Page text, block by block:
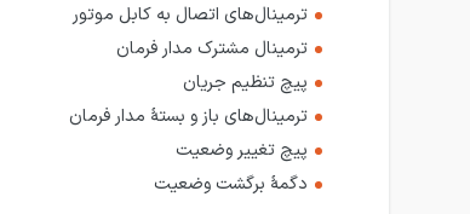
ترمینال‌های اتصال به کابل موتور
ترمینال مشترک مدار فرمان
پیچ تنظیم جریان
ترمینال‌های باز و بستهٔ مدار فرمان
پیچ تغییر وضعیت
دگمهٔ برگشت وضعیت